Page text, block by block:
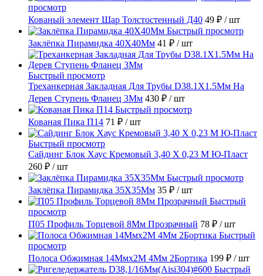
просмотр
Кованый элемент Шар Толстостенный Д40 49 ₽ / шт
Быстрый просмотр
Заклёпка Пирамидка 40X40Мм 41 ₽ / шт
Быстрый просмотр
Треханкерная Закладная Для Трубы D38.1Х1.5Мм На
Дерев Ступень Фланец 3Мм 430 ₽ / шт
Быстрый просмотр
Кованая Пика П14 71 ₽ / шт
Быстрый просмотр
Сайдинг Блок Хаус Кремовый 3,40 Х 0,23 М Ю-Пласт
260 ₽ / шт
Быстрый просмотр
Заклёпка Пирамидка 35X35Мм 35 ₽ / шт
Быстрый
просмотр
П05 Профиль Торцевой 8Мм Прозрачный 78 ₽ / шт
Быстрый
просмотр
Полоса Обжимная 14Ммх2М 4Мм 2Бортика 199 ₽ / шт
Быстрый